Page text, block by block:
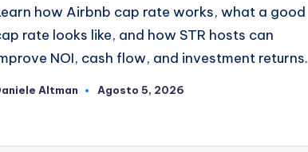
how Airbnb cap rate works, what a good
rate looks like, and how STR hosts can
NOI, cash flow, and investment returns.
Altman Agosto 5, 2026